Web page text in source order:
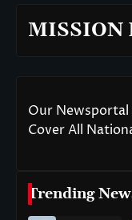
MISSION
Our
Cover All
Trending